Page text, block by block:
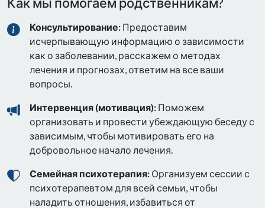
Консультирование: Предоставим
исчерпывающую информацию о зависимости
как о заболевании, расскажем о методах
лечения и прогнозах, ответим на все ваши
вопросы.
Интервенция (мотивация): Поможем
организовать и провести убеждающую беседу с
зависимым, чтобы мотивировать его на
добровольное начало лечения.
Семейная психотерапия: Организуем сессии с
психотерапевтом для всей семьи, чтобы
наладить отношения, избавиться от